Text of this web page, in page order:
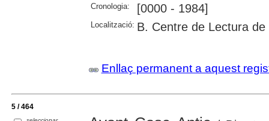
Cronologia: [0000 - 1984]
Localització: B. Centre de Lectura de
Enllaç permanent a aquest
5 / 464